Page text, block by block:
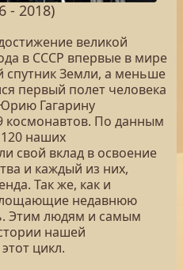
- 2018)
великой
в СССР впервые в мире
спутник Земли, а меньше
первый полет человека
Гагарину
космонавтов. По данным
наших
свой вклад в освоение
и каждый из них,
Так же, как и
недавнюю
Этим людям и самым
нашей
цикл.